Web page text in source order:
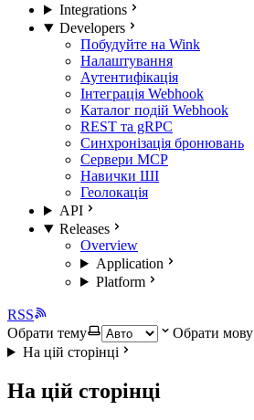
Integrations
Developers
Побудуйте на Wink
Налаштування
Аутентифікація
Інтеграція Webhook
Каталог подій Webhook
REST та gRPC
Синхронізація бронювань
Сервери MCP
Навички ШІ
Геолокація
API
Releases
Overview
Application
Platform
RSS
Обрати тему
Обрати мову
На цій сторінці
На цій сторінці